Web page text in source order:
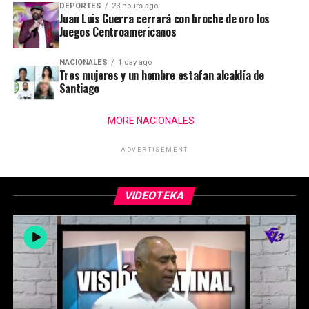
DEPORTES 23 hours ago
Juan Luis Guerra cerrará con broche de oro los
Juegos Centroamericanos
NACIONALES 1 day ago
Tres mujeres y un hombre estafan alcaldía de
Santiago
MORE NACIONALES
ADVERTISEMENT
VIDEOTEKA